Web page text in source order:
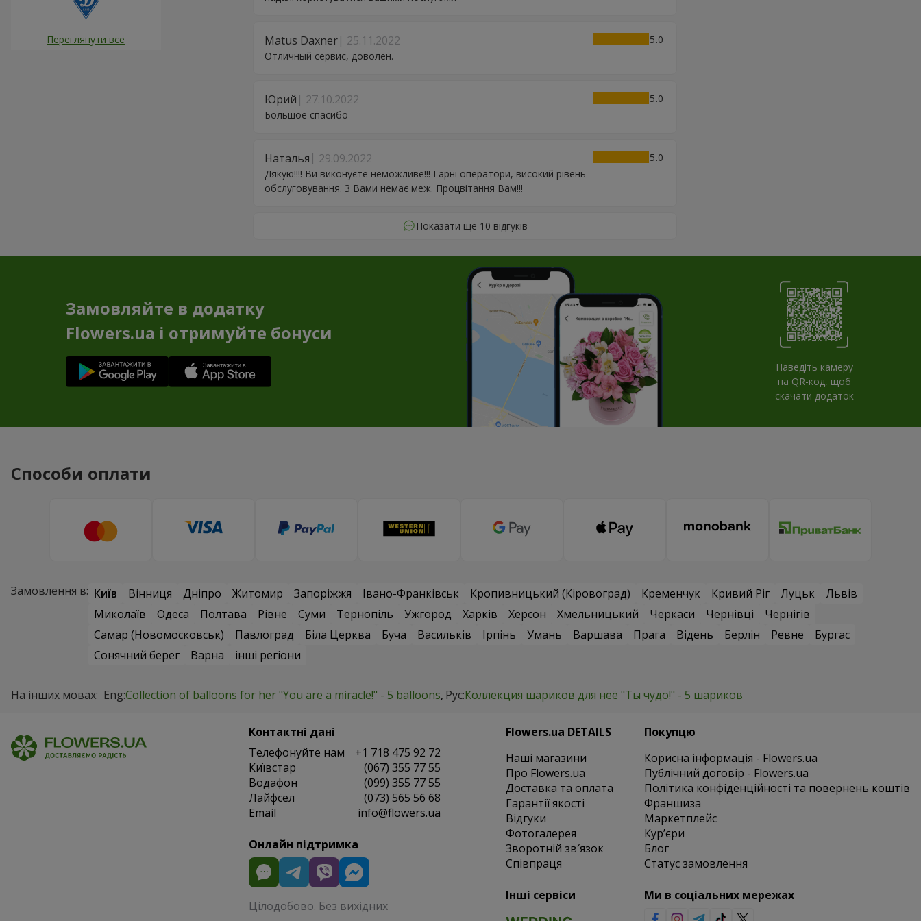
Matus Daxner 25.11.2022
5
Отличный сервис, доволен.
Юрий 27.10.2022
5
Большое спасибо
Наталья 29.09.2022
5
Дякую!!!! Ви виконуєте неможливе!!! Гарні оператори, високий рівень
обслуговування. З Вами немає меж. Процвітання Вам!!!
Показати ще 10 відгуків
Переглянути все
Замовляйте в додатку
Flowers.ua і отримуйте бонуси
Наведіть камеру
на QR-код, щоб
скачати додаток
Способи оплати
Замовлення в: Київ Вінниця Дніпро Житомир Запоріжжя Івано-Франківськ Кропивницький (Кіровоград) Кременчук Кривий Ріг Луцьк
Львів
Миколаїв
Одеса Полтава Рівне Суми Тернопіль Ужгород Харків Херсон Хмельницький Черкаси Чернівці
Чернігів
Самар (Новомосковськ)
Павлоград Біла Церква Буча Васильків Ірпінь Умань Варшава Прага Відень Берлін Ревне
Бургас
Сонячний берег
Варна інші регіони
На інших мовах: Eng:Collection of balloons for her "You are a miracle!" - 5 balloons Рус:Коллекция шариков для неё "Ты чудо!" - 5 шариков
Контактні дані
Телефонуйте нам
+1 718 475 92 72
Київстар
(067) 355 77 55
Водафон
(099) 355 77 55
Лайфсел
(073) 565 56 68
Email
info@flowers.ua
Онлайн підтримка
Цілодобово. Без вихідних
Flowers.ua DETAILS
Наші магазини
Про Flowers.ua
Доставка та оплата
Гарантії якості
Відгуки
Фотогалерея
Зворотній зв′язок
Співпраця
Інші сервіси
Покупцю
Корисна інформація - Flowers.ua
Публічний договір - Flowers.ua
Політика конфіденційності та повернень коштів
Франшиза
Маркетплейс
Курʼєри
Блог
Статус замовлення
Ми в соціальних мережах